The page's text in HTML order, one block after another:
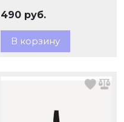
490 руб.
В корзину